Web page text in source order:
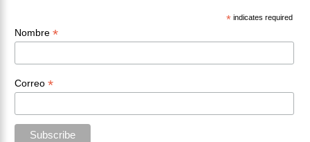
* indicates required
Nombre *
Correo *